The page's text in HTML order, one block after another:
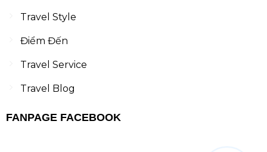
Travel Style
Điểm Đến
Travel Service
Travel Blog
FANPAGE FACEBOOK